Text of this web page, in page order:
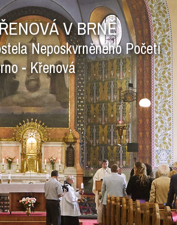
V BRNĚ
Neposkvrněného Početí
- Křenová